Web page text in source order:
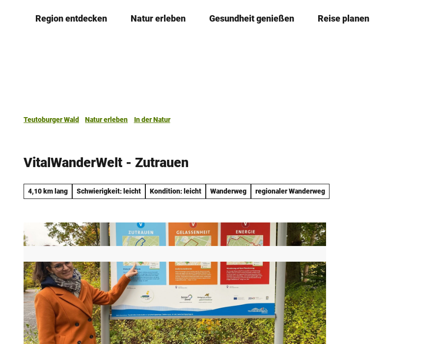
Region entdecken Natur erleben Gesundheit genießen Reise planen
Teutoburger Wald Natur erleben In der Natur
VitalWanderWelt - Zutrauen
4,10 km lang Schwierigkeit: leicht Kondition: leicht Wanderweg regionaler Wanderweg